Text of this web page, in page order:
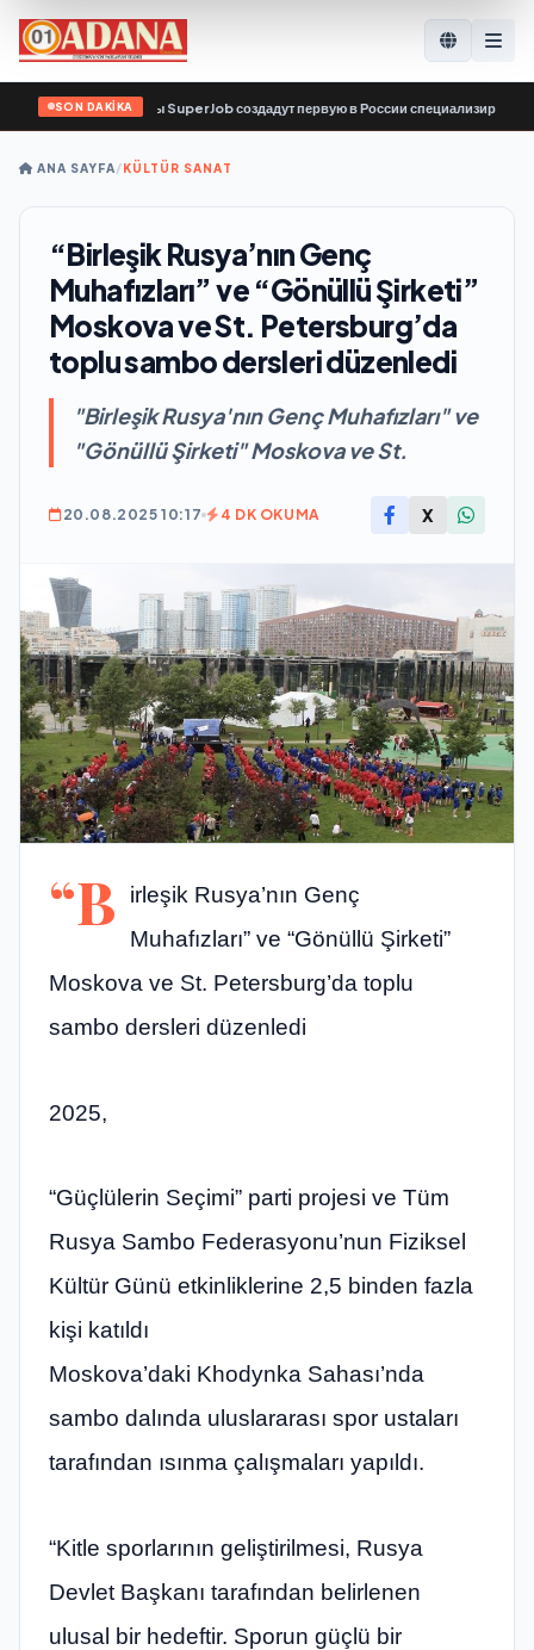
SON DAKİKA
по поиску работы SuperJob создадут первую в России специализированную
ANA SAYFA/KÜLTÜR SANAT
“Birleşik Rusya’nın Genç
Muhafızları” ve “Gönüllü Şirketi”
Moskova ve St. Petersburg’da
toplu sambo dersleri düzenledi
"Birleşik Rusya'nın Genç Muhafızları" ve
"Gönüllü Şirketi" Moskova ve St.
20.08.2025 10:17 4 DK OKUMA X
“B
irleşik Rusya’nın Genç
Muhafızları” ve “Gönüllü Şirketi”
Moskova ve St. Petersburg’da toplu
sambo dersleri düzenledi
2025,
“Güçlülerin Seçimi” parti projesi ve Tüm
Rusya Sambo Federasyonu’nun Fiziksel
Kültür Günü etkinliklerine 2,5 binden fazla
kişi katıldı
Moskova’daki Khodynka Sahası’nda
sambo dalında uluslararası spor ustaları
tarafından ısınma çalışmaları yapıldı.
“Kitle sporlarının geliştirilmesi, Rusya
Devlet Başkanı tarafından belirlenen
ulusal bir hedeftir. Sporun güçlü bir